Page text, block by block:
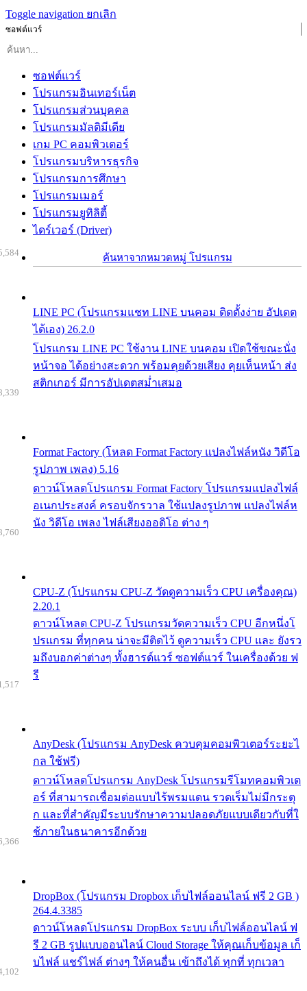
Toggle navigation ยกเลิก
ซอฟต์แวร์
ซอฟต์แวร์
โปรแกรมอินเทอร์เน็ต
โปรแกรมส่วนบุคคล
โปรแกรมมัลติมีเดีย
เกม PC คอมพิวเตอร์
โปรแกรมบริหารธุรกิจ
โปรแกรมการศึกษา
โปรแกรมเมอร์
โปรแกรมยูทิลิตี้
ไดร์เวอร์ (Driver)
ค้นหาจากหมวดหมู่ โปรแกรม
LINE PC (โปรแกรมแชท LINE บนคอม ติดตั้งง่าย อัปเดต
ได้เอง) 26.2.0
โปรแกรม LINE PC ใช้งาน LINE บนคอม เปิดใช้ขณะนั่ง
หน้าจอ ได้อย่างสะดวก พร้อมคุยด้วยเสียง คุยเห็นหน้า ส่ง
สติกเกอร์ มีการอัปเดตสม่ำเสมอ
Format Factory (โหลด Format Factory แปลงไฟล์หนัง วิดีโอ
รูปภาพ เพลง) 5.16
ดาวน์โหลดโปรแกรม Format Factory โปรแกรมแปลงไฟล์
อเนกประสงค์ ครอบจักรวาล ใช้แปลงรูปภาพ แปลงไฟล์ห
นัง วิดีโอ เพลง ไฟล์เสียงออดิโอ ต่าง ๆ
CPU-Z (โปรแกรม CPU-Z วัดดูความเร็ว CPU เครื่องคุณ)
2.20.1
ดาวน์โหลด CPU-Z โปรแกรมวัดความเร็ว CPU อีกหนึ่งโ
ปรแกรม ที่ทุกคน น่าจะมีติดไว้ ดูความเร็ว CPU และ ยังรว
มถึงบอกค่าต่างๆ ทั้งฮารด์แวร์ ซอฟต์แวร์ ในเครื่องด้วย ฟ
รี
AnyDesk (โปรแกรม AnyDesk ควบคุมคอมพิวเตอร์ระยะไ
กล ใช้ฟรี)
ดาวน์โหลดโปรแกรม AnyDesk โปรแกรมรีโมทคอมพิวเต
อร์ ที่สามารถเชื่อมต่อแบบไร้พรมแดน รวดเร็มไม่มีกระตุ
ก และที่สำคัญมีระบบรักษาความปลอดภัยแบบเดียวกับที่ใ
ช้ภายในธนาคารอีกด้วย
DropBox (โปรแกรม Dropbox เก็บไฟล์ออนไลน์ ฟรี 2 GB )
264.4.3385
ดาวน์โหลดโปรแกรม DropBox ระบบ เก็บไฟล์ออนไลน์ ฟ
รี 2 GB รูปแบบออนไลน์ Cloud Storage ให้คุณเก็บข้อมูล เก็
บไฟล์ แชร์ไฟล์ ต่างๆ ให้คนอื่น เข้าถึงได้ ทุกที่ ทุกเวลา